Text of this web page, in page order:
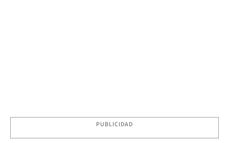
PUBLICIDAD